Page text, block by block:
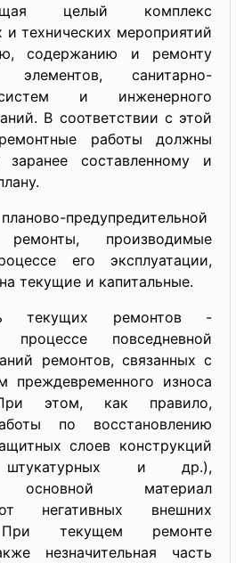
целый комплекс
и технических мероприятий
содержанию и ремонту
элементов, санитарно-
и инженерного
В соответствии с этой
работы должны
заранее составленному и
предупредительной
производимые
его эксплуатации,
текущие и капитальные.
текущих ремонтов -
повседневной
ремонтов, связанных с
преждевременного износа
этом, как правило,
по восстановлению
слоев конструкций
штукатурных и др.),
основной материал
негативных внешних
При текущем ремонте
незначительная часть